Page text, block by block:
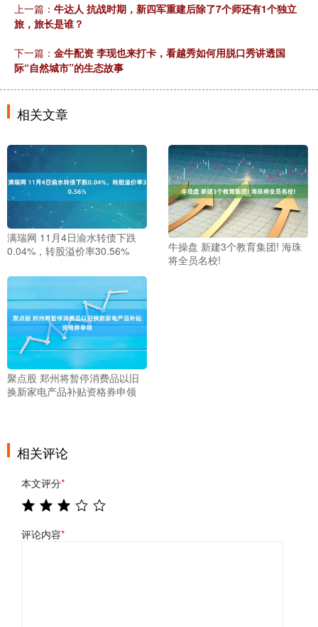
上一篇： 牛达人 抗战时期，新四军重建后除了7个师还有1个独立
旅，旅长是谁？
下一篇： 金牛配资 李现也来打卡，看越秀如何用脱口秀讲透国
际“自然城市”的生态故事
相关文章
满瑞网 11月4日渝水转债下跌
0.04%，转股溢价率30.56%
牛操盘 新建3个教育集团! 海珠
将全员名校!
聚点股 郑州将暂停消费品以旧
换新家电产品补贴资格券申领
相关评论
本文评分*
评论内容*